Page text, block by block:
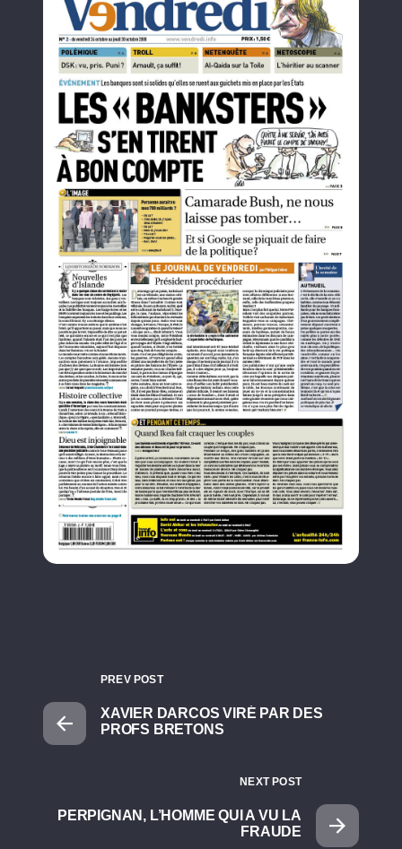
PREV POST
XAVIER DARCOS VIRÉ PAR DES
PROFS BRETONS
NEXT POST
PERPIGNAN, L’HOMME QUI A VU LA
FRAUDE